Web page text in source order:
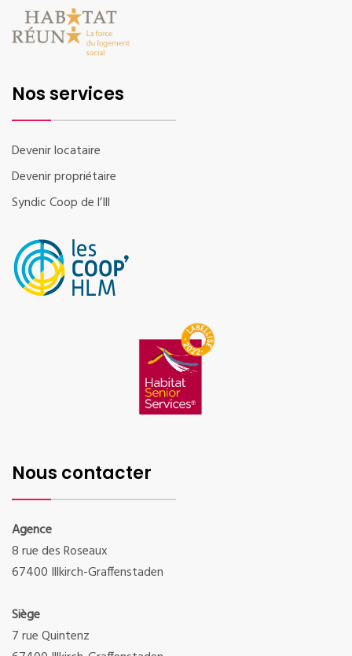
Nos services
Devenir locataire
Devenir propriétaire
Syndic Coop de l’Ill
Nous contacter
Agence
8 rue des Roseaux
67400 Illkirch-Graffenstaden
Siège
7 rue Quintenz